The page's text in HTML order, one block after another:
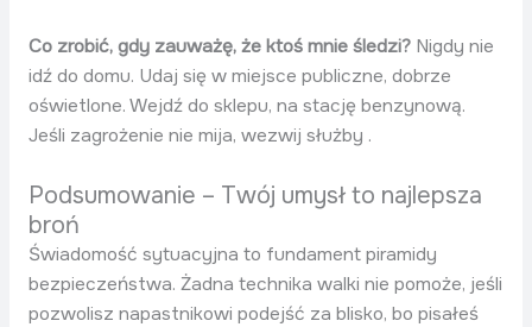
Co zrobić, gdy zauważę, że ktoś mnie śledzi?Nigdy nie
idź do domu. Udaj się w miejsce publiczne, dobrze
oświetlone. Wejdź do sklepu, na stację benzynową.
Jeśli zagrożenie nie mija, wezwij służby .
Podsumowanie – Twój umysł to najlepsza
broń
Świadomość sytuacyjna to fundament piramidy
bezpieczeństwa. Żadna technika walki nie pomoże, jeśli
pozwolisz napastnikowi podejść za blisko, bo pisałeś